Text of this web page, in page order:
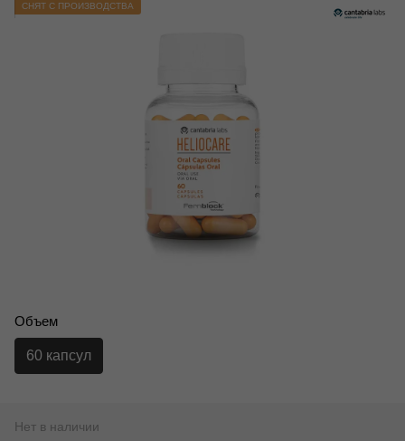
СНЯТ С ПРОИЗВОДСТВА
Объем
60 капсул
Нет в наличии